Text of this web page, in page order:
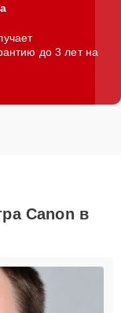
до 3 лет на
Canon в